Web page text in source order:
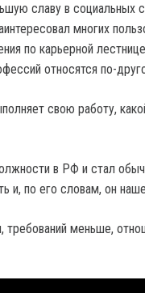
славу в социальных
многих
по карьерной
относятся по-
свою работу,
в РФ и стал
и, по его словам, он
требований меньше,